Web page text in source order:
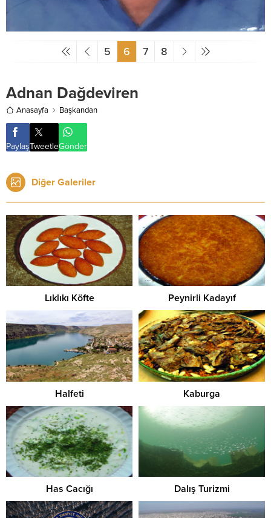
5 6 7 8
Adnan Dağdeviren
Anasayfa Başkandan
PaylaşTweetleGönder
Diğer Galeriler
Lıklıkı Köfte Peynirli Kadayıf
Halfeti Kaburga
Has Cacığı Dalış Turizmi